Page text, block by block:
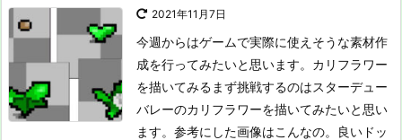
2021年11月7日
今週からはゲームで実際に使えそうな素材作
成を行ってみたいと思います。 カリフラワー
を描いてみる まず挑戦するのはスターデュー
バレーのカリフラワーを描いてみたいと思い
ます。参考にした画像はこんなの。良いドッ